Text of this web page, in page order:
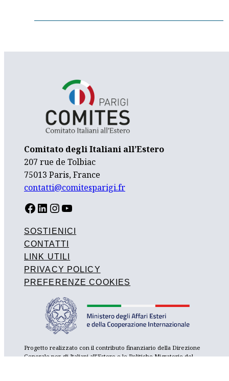
Comitato degli Italiani all’Estero
207 rue de Tolbiac
75013 Paris, France
contatti@comitesparigi.fr
FACEBOOK LINKEDIN INSTAGRAM YOUTUBE
SOSTIENICI
CONTATTI
LINK UTILI
PRIVACY POLICY
PREFERENZE COOKIES
Progetto realizzato con il contributo finanziario della Direzione
Generale per gli Italiani all’Estero e le Politiche Migratorie del